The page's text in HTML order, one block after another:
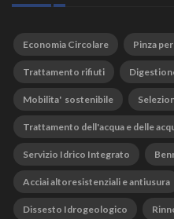
Economia Circolare Pinza
Trattamento rifiuti
Mobilita' sostenibile
Trattamento dell'acqua e delle
Servizio Idrico Integrato
Acciai altoresistenziali e antiusura
Dissesto Idrogeologico